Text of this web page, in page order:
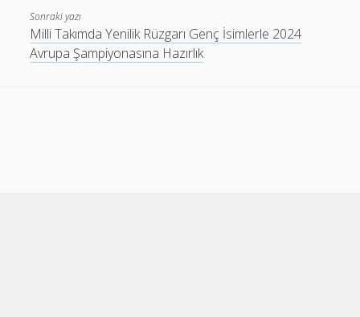
Sonraki yazı
Milli Takımda Yenilik Rüzgarı Genç İsimlerle 2024
Avrupa Şampiyonasına Hazırlık